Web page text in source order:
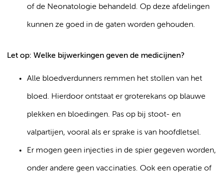
of de Neonatologie behandeld. Op deze afdelingen
kunnen ze goed in de gaten worden gehouden.
Let op: Welke bijwerkingen geven de medicijnen?
Alle bloedverdunners remmen het stollen van het
bloed. Hierdoor ontstaat er groterekans op blauwe
plekken en bloedingen. Pas op bij stoot- en
valpartijen, vooral als er sprake is van hoofdletsel.
Er mogen geen injecties in de spier gegeven worden,
onder andere geen vaccinaties. Ook een operatie of